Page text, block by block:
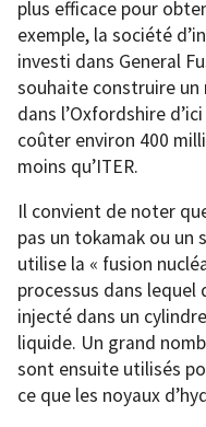
plus efficace pour
exemple, la société
investi dans General
souhaite construire
dans l’Oxfordshire
coûter environ 400
moins qu’ITER.
Il convient de noter
pas un tokamak ou un
utilise la « fusion
processus dans lequel
injecté dans un
liquide. Un grand
sont ensuite utilisés
ce que les noyaux